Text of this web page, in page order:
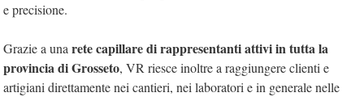
e precisione.
Grazie a unarete capillare di rappresentanti attivi in tutta la
provincia di Grosseto, VR riesce inoltre a raggiungere clienti e
artigiani direttamente nei cantieri, nei laboratori e in generale nelle